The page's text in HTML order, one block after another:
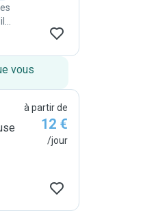
En
vous
à partir de
12 €
/jour